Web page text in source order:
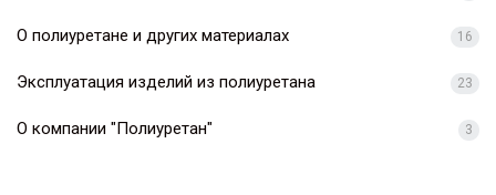
О полиуретане и других материалах 16
Эксплуатация изделий из полиуретана 23
О компании "Полиуретан" 3